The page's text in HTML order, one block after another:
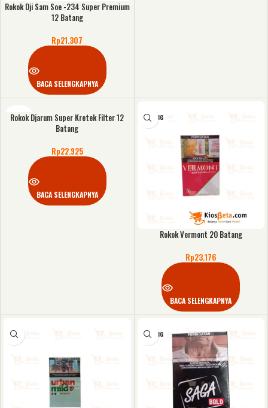
Rokok Dji Sam Soe -234 Super Premium
12 Batang
Rp21.307
BACA SELENGKAPNYA
KOSONG
Rokok Djarum Super Kretek Filter 12
Batang
Rp22.925
BACA SELENGKAPNYA
KOSONG
Rokok Vermont 20 Batang
Rp23.176
BACA SELENGKAPNYA
KOSONG